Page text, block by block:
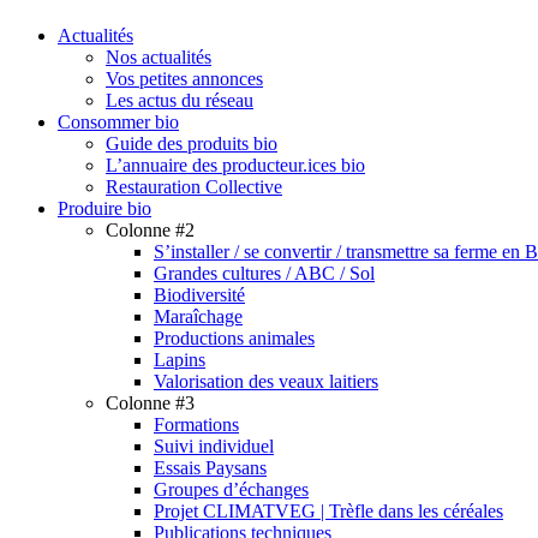
search
Menu
Actualités
Nos actualités
Vos petites annonces
Les actus du réseau
Consommer bio
Guide des produits bio
L’annuaire des producteur.ices bio
Restauration Collective
Produire bio
Colonne #2
S’installer / se convertir / transmettre sa ferme en
Grandes cultures / ABC / Sol
Biodiversité
Maraîchage
Productions animales
Lapins
Valorisation des veaux laitiers
Colonne #3
Formations
Suivi individuel
Essais Paysans
Groupes d’échanges
Projet CLIMATVEG | Trèfle dans les céréales
Publications techniques